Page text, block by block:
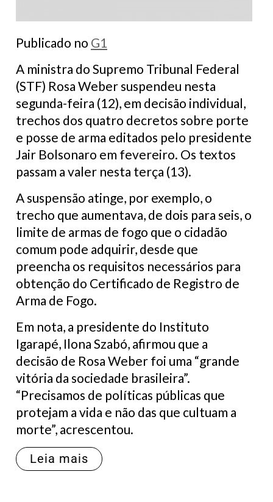
Publicado no G1
A ministra do Supremo Tribunal Federal
(STF) Rosa Weber suspendeu nesta
segunda-feira (12), em decisão individual,
trechos dos quatro decretos sobre porte
e posse de arma editados pelo presidente
Jair Bolsonaro em fevereiro. Os textos
passam a valer nesta terça (13).
A suspensão atinge, por exemplo, o
trecho que aumentava, de dois para seis, o
limite de armas de fogo que o cidadão
comum pode adquirir, desde que
preencha os requisitos necessários para
obtenção do Certificado de Registro de
Arma de Fogo.
Em nota, a presidente do Instituto
Igarapé, Ilona Szabó, afirmou que a
decisão de Rosa Weber foi uma “grande
vitória da sociedade brasileira”.
“Precisamos de políticas públicas que
protejam a vida e não das que cultuam a
morte”, acrescentou.
Leia mais